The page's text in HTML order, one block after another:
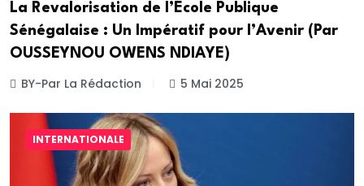
La Revalorisation de l’École Publique
Sénégalaise : Un Impératif pour l’Avenir (Par
OUSSEYNOU OWENS NDIAYE)
BY-Par La Rédaction 5 Mai 2025
INTERNATIONALE